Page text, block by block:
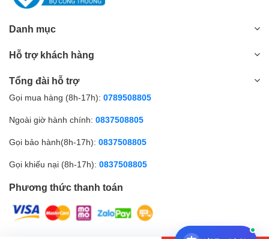
Danh mục
Hỗ trợ khách hàng
Tổng đài hỗ trợ
Gọi mua hàng (8h-17h): 0789508805
Ngoài giờ hành chính: 0837508805
Gọi bảo hành(8h-17h): 0837508805
Gọi khiếu nại (8h-17h): 0837508805
Phương thức thanh toán